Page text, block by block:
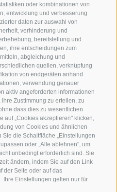
oder kombinationen von
entwicklung und verbesserung
daten zur auswahl von
verhinderung und
bereitstellung und
ihre entscheidungen zum
abgleichung und
quellen, verknüpfung
von endgeräten anhand
verwendung genauer
aktiv angeforderten informationen
Zustimmung zu erteilen, zu
dass dies zu wesentlichen
auf „Cookies akzeptieren" klicken,
von Cookies und ähnlichen
die Schaltfläche „Einstellungen
oder „Alle ablehnen", um
unbedingt erforderlich sind. Sie
ändern, indem Sie auf den Link
der Seite oder auf das
Ihre Einstellungen gelten nur für